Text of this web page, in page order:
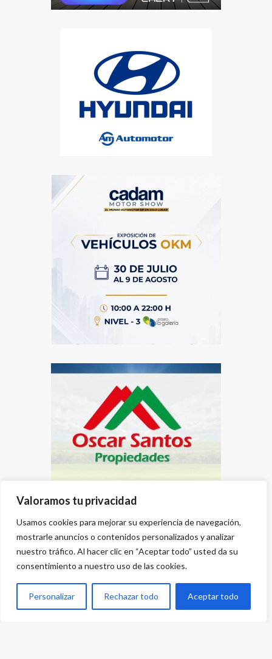
Valoramos tu privacidad
Usamos cookies para mejorar su experiencia de navegación,
mostrarle anuncios o contenidos personalizados y analizar
nuestro tráfico. Al hacer clic en “Aceptar todo” usted da su
consentimiento a nuestro uso de las cookies.
Personalizar Rechazar todo Aceptar todo